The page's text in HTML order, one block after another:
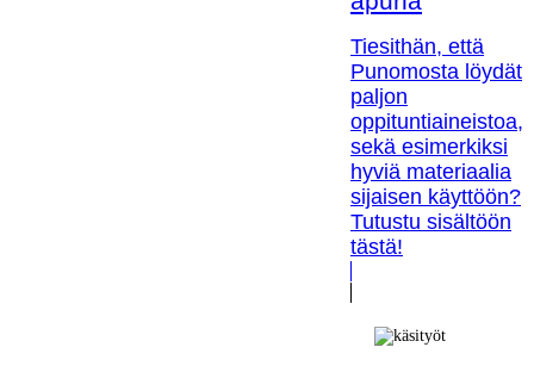
Tiesithän, että
Punomosta löydät
paljon
oppituntiaineistoa,
sekä esimerkiksi
hyviä materiaalia
sijaisen käyttöön?
Tutustu sisältöön
tästä!